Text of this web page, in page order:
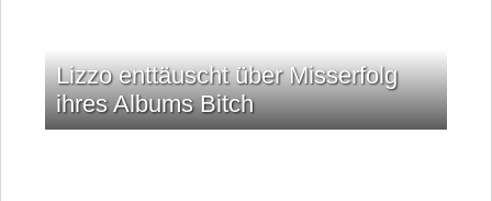
Lizzo enttäuscht über Misserfolg
ihres Albums Bitch